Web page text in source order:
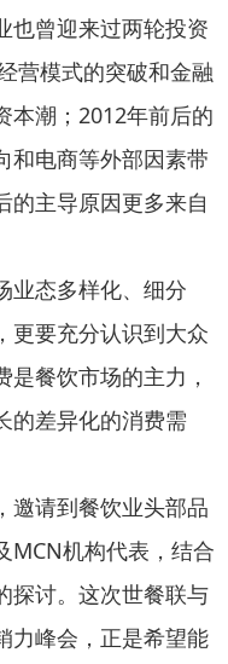
也曾迎来过两轮投资
营模式的突破和金融
本潮；2012年前后的
和电商等外部因素带
的主导原因更多来自
业态多样化、细分
更要充分认识到大众
餐饮市场的主力，
的差异化的消费需
邀请到餐饮业头部品
MCN机构代表，结合
探讨。这次世餐联与
力峰会，正是希望能